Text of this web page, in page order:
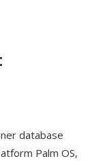
database
Palm OS,